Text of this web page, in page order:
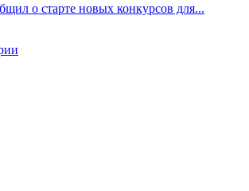
о старте новых конкурсов для...